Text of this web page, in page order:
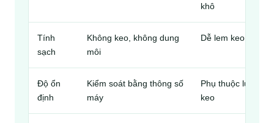
khô
Tính
sạch
Không keo, không dung
môi
Dễ lem keo
Độ ổn
định
Kiểm soát bằng thông số
máy
Phụ thuộc lượng
keo